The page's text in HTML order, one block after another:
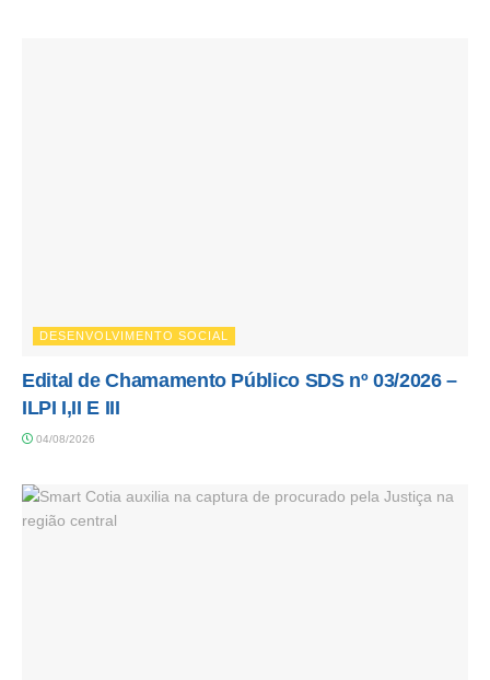
DESENVOLVIMENTO SOCIAL
Edital de Chamamento Público SDS nº 03/2026 –
ILPI I,II E III
04/08/2026